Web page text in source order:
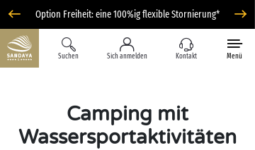
Option Freiheit: eine 100%ig flexible Stornierung*
Suchen Sich anmelden Kontakt Menü
Camping mit
Wassersportaktivitäten